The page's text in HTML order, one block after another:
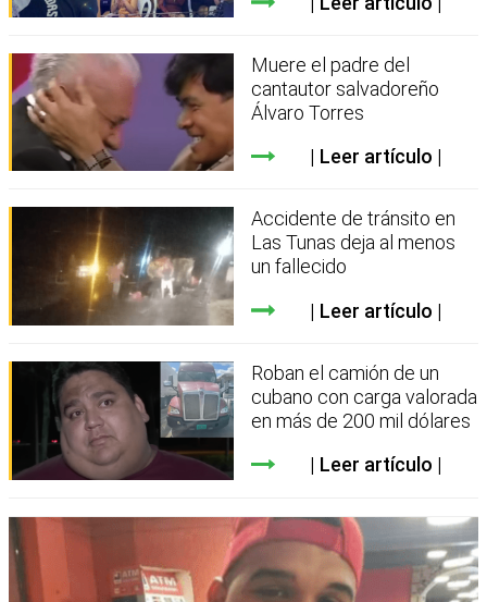
Muere el padre del
cantautor salvadoreño
Álvaro Torres
Leer artículo
Accidente de tránsito en
Las Tunas deja al menos
un fallecido
Leer artículo
Roban el camión de un
cubano con carga valorada
en más de 200 mil dólares
Leer artículo